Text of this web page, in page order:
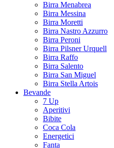
Birra Menabrea
Birra Messina
Birra Moretti
Birra Nastro Azzurro
Birra Peroni
Birra Pilsner Urquell
Birra Raffo
Birra Salento
Birra San Miguel
Birra Stella Artois
Bevande
7 Up
Aperitivi
Bibite
Coca Cola
Energetici
Fanta